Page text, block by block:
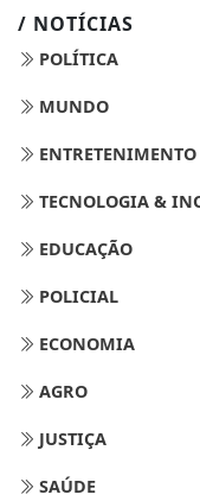
/ NOTÍCIAS
POLÍTICA
MUNDO
ENTRETENIMENTO
TECNOLOGIA &
EDUCAÇÃO
POLICIAL
ECONOMIA
AGRO
JUSTIÇA
SAÚDE